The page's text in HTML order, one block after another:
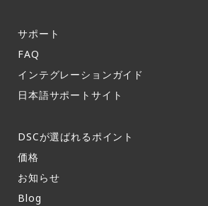
サポート​
FAQ​
インテグレーションガイド​
日本語サポートサイト​
DSCが選ばれるポイント
価格
お知らせ​
Blog